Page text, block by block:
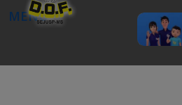
MENU